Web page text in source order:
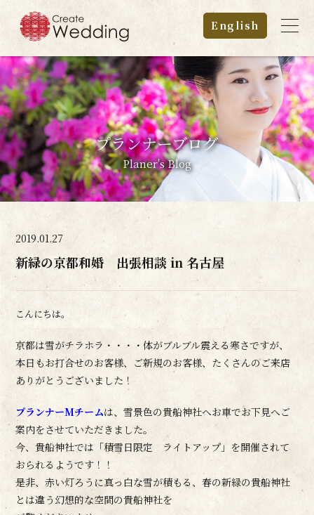
English
プランナーブログ
Planer's Blog
2019.01.27
新緑の京都和婚 出張相談 in 名古屋
こんにちは。
京都は雪がチラホラ・・・・体がブルブル震える寒さですが、
本日もお打合せのお客様、ご新規のお客様、たくさんのご来店
ありがとうございました！
プランナーMチームは、雪景色の貴船神社へお車でお下見へご
案内をさせていただきました。
今、貴船神社では「積雪日限定 ライトアップ」を開催されて
おられるようです！！
是非、赤い灯ろうに真っ白な雪が積もる、春の新緑の貴船神社
とは違う幻想的な空間の貴船神社を